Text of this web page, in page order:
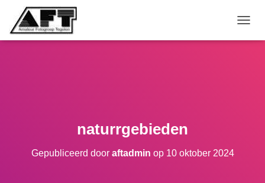
naturrgebieden
Gepubliceerd door aftadmin op 10 oktober 2024